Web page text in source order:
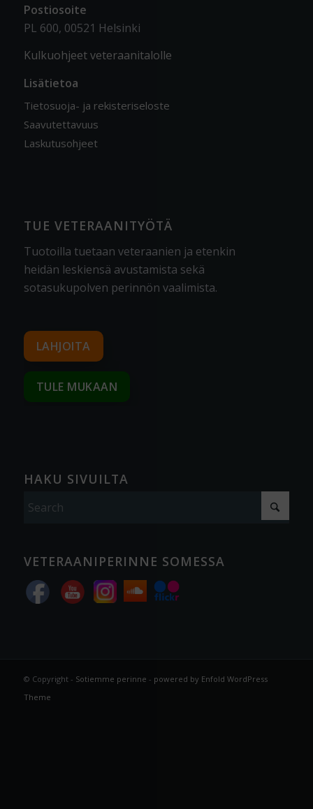
Postiosoite
PL 600, 00521 Helsinki
Kulkuohjeet veteraanitalolle
Lisätietoa
Tietosuoja- ja rekisteriseloste
Saavutettavuus
Laskutusohjeet
TUE VETERAANITYÖTÄ
Tuotoilla tuetaan veteraanien ja etenkin
heidän leskiensä avustamista sekä
sotasukupolven perinnön vaalimista.
LAHJOITA
TULE MUKAAN
HAKU SIVUILTA
VETERAANIPERINNE SOMESSA
© Copyright - Sotiemme perinne - powered by Enfold WordPress
Theme